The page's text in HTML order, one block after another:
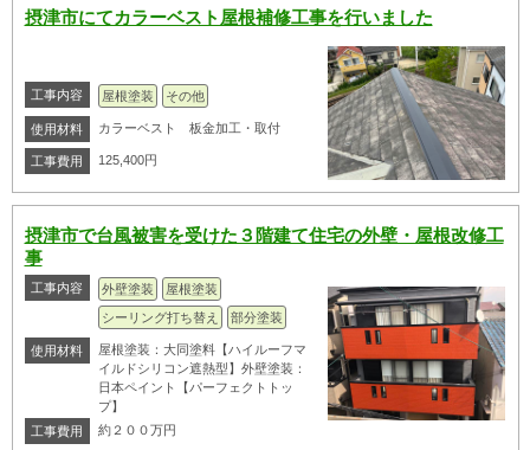
摂津市にてカラーベスト屋根補修工事を行いました
工事内容 屋根塗装 その他
使用材料 カラーベスト 板金加工・取付
工事費用 125,400円
摂津市で台風被害を受けた３階建て住宅の外壁・屋根改修工
事
工事内容 外壁塗装
屋根塗装
シーリング打ち替え
部分塗装
使用材料
屋根塗装：大同塗料【ハイルーフマ
イルドシリコン遮熱型】外壁塗装：
日本ペイント【パーフェクトトッ
プ】
工事費用
約２００万円